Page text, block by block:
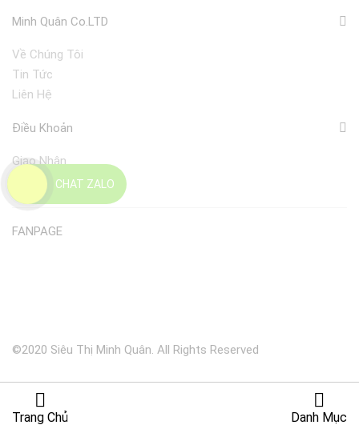
CHAT ZALO
Minh Quân Co.LTD
Về Chúng Tôi
Tin Tức
Liên Hệ
Điều Khoản
Giao Nhận
Đổi Trả
FANPAGE
©2020 Siêu Thị Minh Quân. All Rights Reserved
Trang Chủ Danh Mục